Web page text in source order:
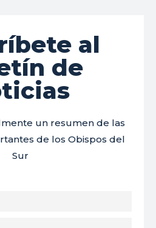
al
de
un resumen de las
de los Obispos del
Sur